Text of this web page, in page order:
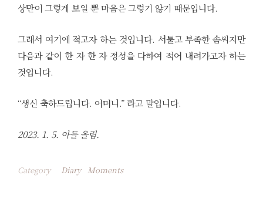
상만이 그렇게 보일 뿐 마음은 그렇기 않기 때문입니다.
그래서 여기에 적고자 하는 것입니다. 서툴고 부족한 솜씨지만
다음과 같이 한 자 한 자 정성을 다하여 적어 내려가고자 하는
것입니다.
“생신 축하드립니다. 어머니.” 라고 말입니다.
2023. 1. 5. 아들 올림.
Category Diary Moments